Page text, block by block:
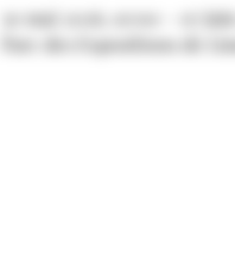
30 mai 2026, 10:00 – 07
Parc des Expositions de